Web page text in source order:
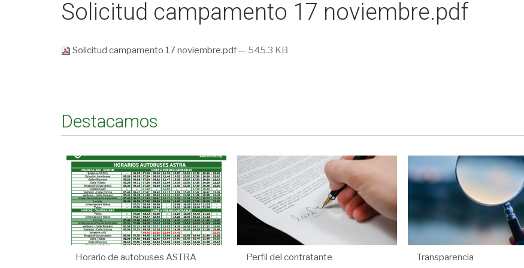
Solicitud campamento 17 noviembre.pdf
Solicitud campamento 17 noviembre.pdf— 545.3 KB
Destacamos
Horario de autobuses ASTRA Perfil del contratante Transparencia